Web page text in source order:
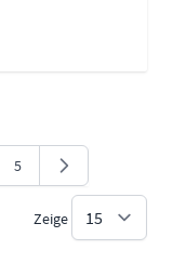
Seite
5
Zeige